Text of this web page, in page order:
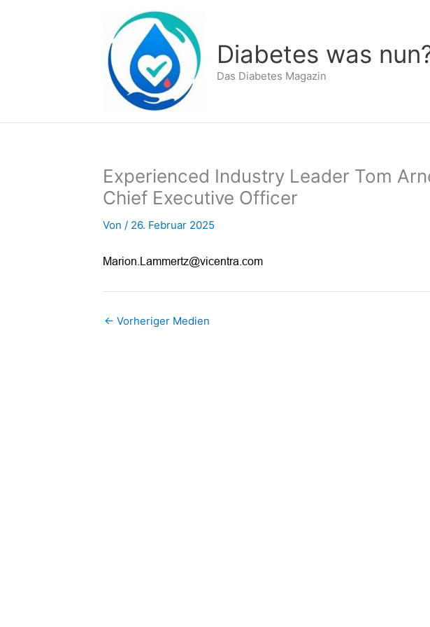
Diabetes was
Das Diabetes Magazin
Experienced Industry Leader Tom
Chief Executive Officer
Von / 26. Februar 2025
← Vorheriger Medien